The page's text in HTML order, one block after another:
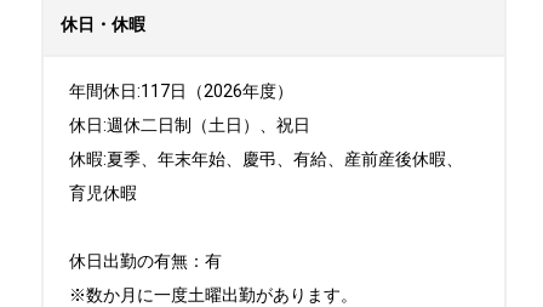
休日・休暇
年間休日:117日（2026年度）
休日:週休二日制（土日）、祝日
休暇:夏季、年末年始、慶弔、有給、産前産後休暇、
育児休暇
休日出勤の有無：有
※数か月に一度土曜出勤があります。